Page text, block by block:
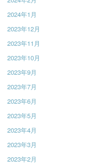
2024年1月
2023年12月
2023年11月
2023年10月
2023年9月
2023年7月
2023年6月
2023年5月
2023年4月
2023年3月
2023年2月